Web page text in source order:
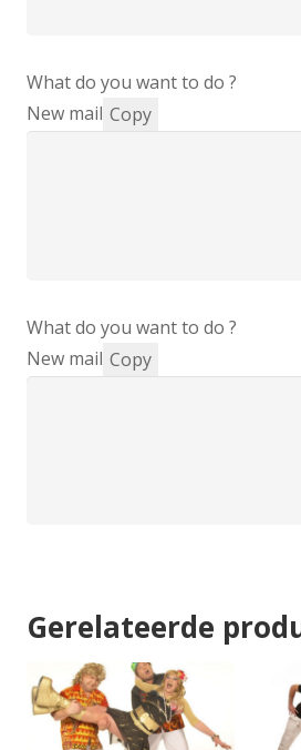
What do you want to do ?
New mail Copy
What do you want to do ?
New mail Copy
Gerelateerde